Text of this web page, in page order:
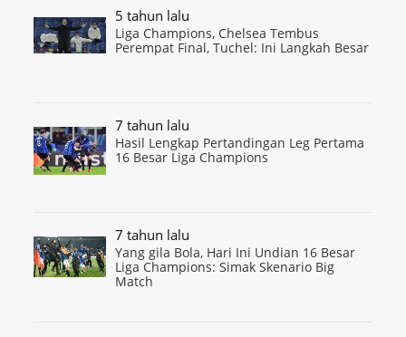
5 tahun lalu
Liga Champions, Chelsea Tembus
Perempat Final, Tuchel: Ini Langkah Besar
7 tahun lalu
Hasil Lengkap Pertandingan Leg Pertama
16 Besar Liga Champions
7 tahun lalu
Yang gila Bola, Hari Ini Undian 16 Besar
Liga Champions: Simak Skenario Big
Match